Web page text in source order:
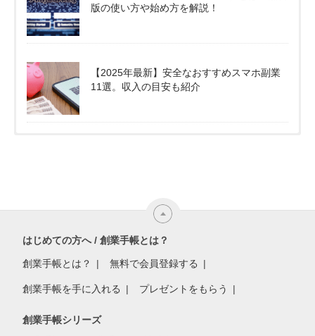
版の使い方や始め方を解説！
【2025年最新】安全なおすすめスマホ副業
11選。収入の目安も紹介
はじめての方へ / 創業手帳とは？
創業手帳とは？ 無料で会員登録する
創業手帳を手に入れる プレゼントをもらう
創業手帳シリーズ